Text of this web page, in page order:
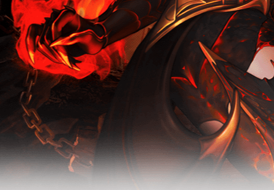
无烬战场-常
规服活动
驭魔师